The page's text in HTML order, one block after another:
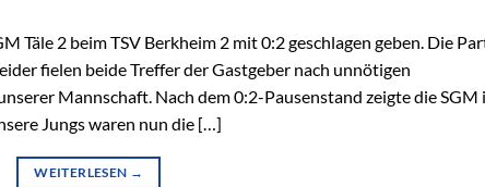
Täle 2 beim TSV Berkheim 2 mit 0:2 geschlagen geben. Die
fielen beide Treffer der Gastgeber nach unnötigen
Mannschaft. Nach dem 0:2-Pausenstand zeigte die SGM
Jungs waren nun die […]
WEITERLESEN →